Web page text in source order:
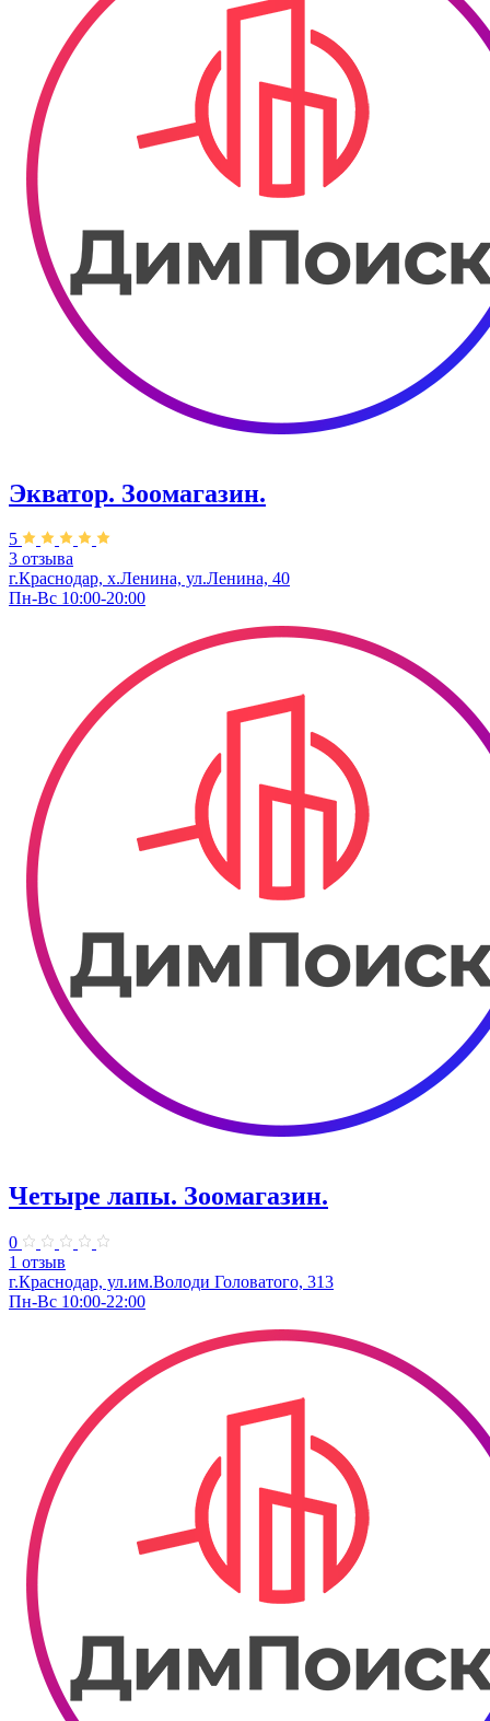
Экватор. Зоомагазин.
5
3 отзыва
г.Краснодар, х.Ленина, ул.Ленина, 40
Пн-Вс 10:00-20:00
Четыре лапы. Зоомагазин.
0
1 отзыв
г.Краснодар, ул.им.Володи Головатого, 313
Пн-Вс 10:00-22:00